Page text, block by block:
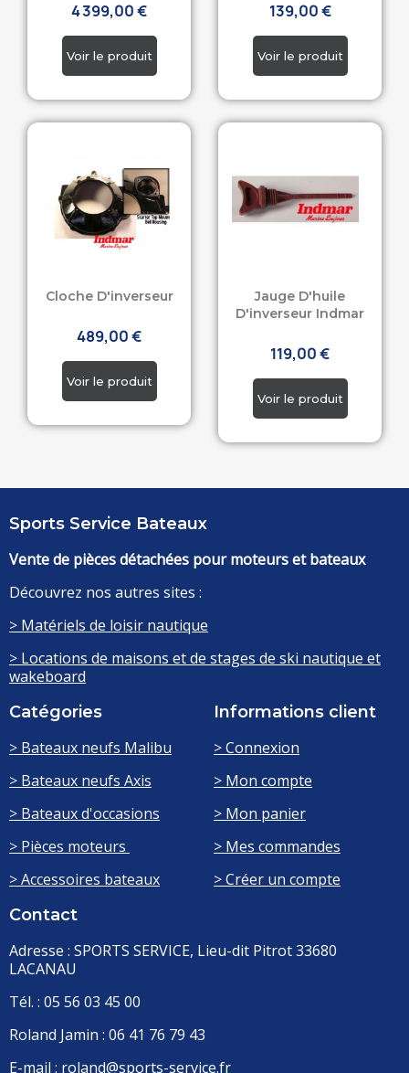
4 399,00 € 139,00 €
Cloche D'inverseur
489,00 €
Jauge D'huile
D'inverseur Indmar
119,00 €
Sports Service Bateaux
Vente de pièces détachées pour moteurs et bateaux
Découvrez nos autres sites :
> Matériels de loisir nautique
> Locations de maisons et de stages de ski nautique et
wakeboard
Catégories
> Bateaux neufs Malibu
> Bateaux neufs Axis
> Bateaux d'occasions
> Pièces moteurs
> Accessoires bateaux
Informations client
> Connexion
> Mon compte
> Mon panier
> Mes commandes
> Créer un compte
Contact
Adresse : SPORTS SERVICE, Lieu-dit Pitrot 33680
LACANAU
Tél. : 05 56 03 45 00
Roland Jamin : 06 41 76 79 43
E-mail : roland@sports-service.fr